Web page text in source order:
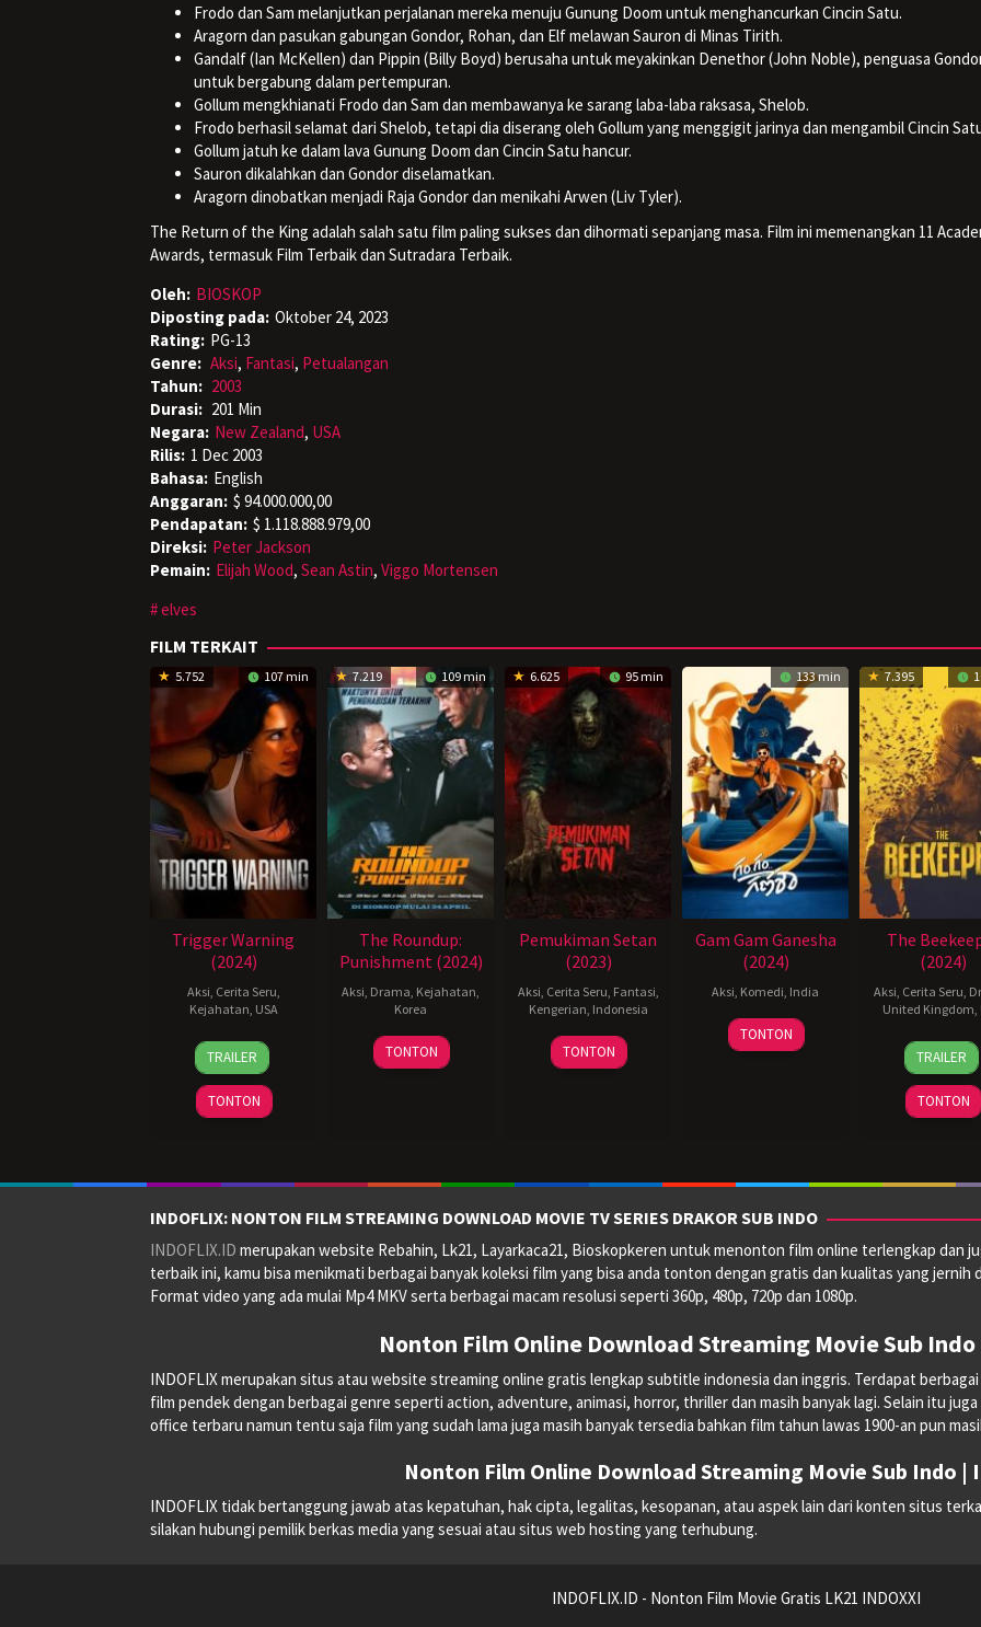
Frodo dan Sam melanjutkan perjalanan mereka menuju Gunung Doom untuk menghancurkan Cincin Satu.
Aragorn dan pasukan gabungan Gondor, Rohan, dan Elf melawan Sauron di Minas Tirith.
Gandalf (Ian McKellen) dan Pippin (Billy Boyd) berusaha untuk meyakinkan Denethor (John Noble), penguasa
untuk bergabung dalam pertempuran.
Gollum mengkhianati Frodo dan Sam dan membawanya ke sarang laba-laba raksasa, Shelob.
Frodo berhasil selamat dari Shelob, tetapi dia diserang oleh Gollum yang menggigit jarinya dan mengambil Cincin
Gollum jatuh ke dalam lava Gunung Doom dan Cincin Satu hancur.
Sauron dikalahkan dan Gondor diselamatkan.
Aragorn dinobatkan menjadi Raja Gondor dan menikahi Arwen (Liv Tyler).
The Return of the King adalah salah satu film paling sukses dan dihormati sepanjang masa. Film ini memenangkan 11
Awards, termasuk Film Terbaik dan Sutradara Terbaik.
Oleh: BIOSKOP
Diposting pada: Oktober 24, 2023
Rating: PG-13
Genre: Aksi, Fantasi, Petualangan
Tahun: 2003
Durasi: 201 Min
Negara: New Zealand, USA
Rilis: 1 Dec 2003
Bahasa: English
Anggaran: $ 94.000.000,00
Pendapatan: $ 1.118.888.979,00
Direksi: Peter Jackson
Pemain: Elijah Wood, Sean Astin, Viggo Mortensen
elves
FILM TERKAIT
5.752 107 min
Trigger Warning
(2024)
Aksi, Cerita Seru,
Kejahatan, USA
20
Jun
2024
Mouly
Surya
TRAILER
TONTON
7.219 109 min
The Roundup:
Punishment (2024)
Aksi, Drama, Kejahatan,
Korea
24
Apr
허
명
TONTON
6.625 95 min
Pemukiman Setan
(2023)
Aksi, Cerita Seru, Fantasi,
Kengerian, Indonesia
25
Jan
Charles
Gozali
TONTON
133 min
Gam Gam Ganesha
(2024)
Aksi, Komedi, India
31
May
Uday
Shetty
TONTON
7.395
The
(2024)
Aksi, Cerita Seru,
United Kingdom,
8
Jan
2024
David
Ayer
TRAILER
TONTON
INDOFLIX: NONTON FILM STREAMING DOWNLOAD MOVIE TV SERIES DRAKOR SUB INDO
INDOFLIX.ID merupakan website Rebahin, Lk21, Layarkaca21, Bioskopkeren untuk menonton film online terlengkap dan
terbaik ini, kamu bisa menikmati berbagai banyak koleksi film yang bisa anda tonton dengan gratis dan kualitas yang jernih
Format video yang ada mulai Mp4 MKV serta berbagai macam resolusi seperti 360p, 480p, 720p dan 1080p.
Nonton Film Online Download Streaming Movie Sub Indo
INDOFLIX merupakan situs atau website streaming online gratis lengkap subtitle indonesia dan inggris. Terdapat
film pendek dengan berbagai genre seperti action, adventure, animasi, horror, thriller dan masih banyak lagi. Selain itu juga
office terbaru namun tentu saja film yang sudah lama juga masih banyak tersedia bahkan film tahun lawas 1900-an pun
Nonton Film Online Download Streaming Movie Sub Indo |
INDOFLIX tidak bertanggung jawab atas kepatuhan, hak cipta, legalitas, kesopanan, atau aspek lain dari konten situs
silakan hubungi pemilik berkas media yang sesuai atau situs web hosting yang terhubung.
INDOFLIX.ID - Nonton Film Movie Gratis LK21 INDOXXI